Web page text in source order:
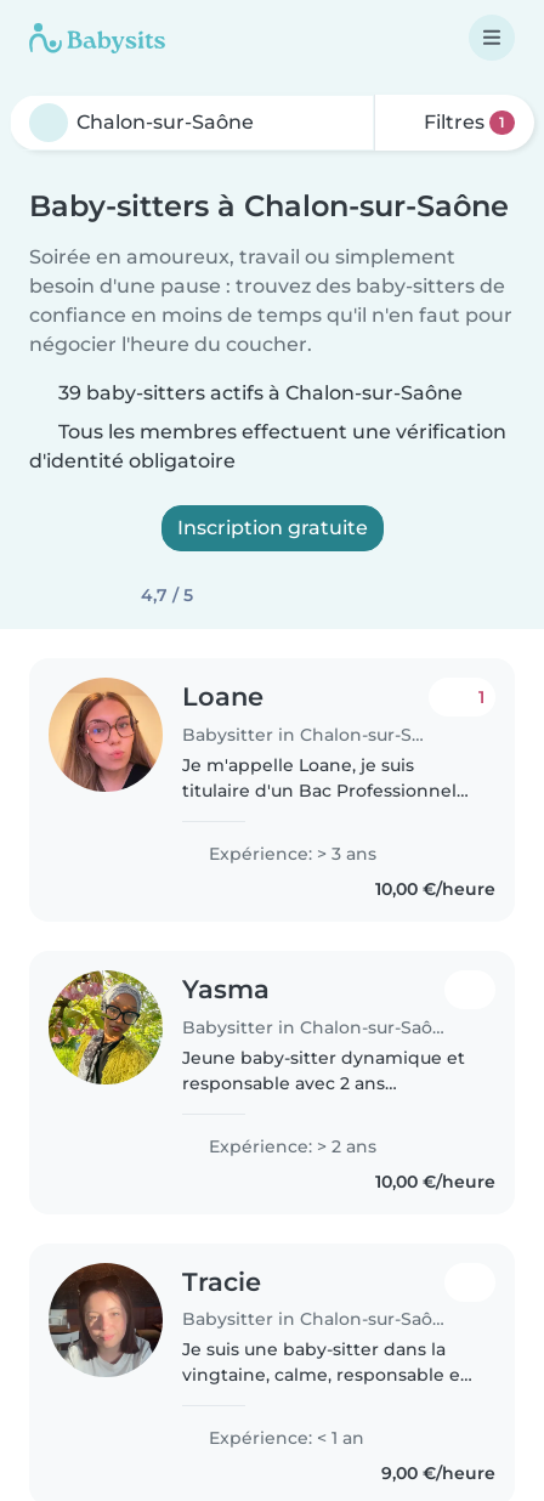
Filtres 1
Baby-sitters à Chalon-sur-Saône
Soirée en amoureux, travail ou simplement
besoin d'une pause : trouvez des baby-sitters de
confiance en moins de temps qu'il n'en faut pour
négocier l'heure du coucher.
39 baby-sitters actifs à Chalon-sur-Saône
Tous les membres effectuent une vérification
d'identité obligatoire
Inscription gratuite
4,7 / 5
Loane
Babysitter in Chalon-sur-Saône
1
Je m'appelle Loane, je suis
titulaire d'un Bac Professionnel
Animation dans les Territoires.
Grâce à ma formation et à mon
expérience en micro-crèche, j'ai..
Expérience: > 3 ans
10,00 €/heure
Yasma
Babysitter in Chalon-sur-Saône
Jeune baby-sitter dynamique et
responsable avec 2 ans
Passionnée par le dessin, la
lecture et la musique, je sais..
Expérience: > 2 ans
10,00 €/heure
Tracie
Babysitter in Chalon-sur-Saône
Je suis une baby-sitter dans la
vingtaine, calme, responsable et
crèche et souhaite compléter
mes journées J’ai hâte de mettre
mes compétences en..
Expérience: < 1 an
9,00 €/heure